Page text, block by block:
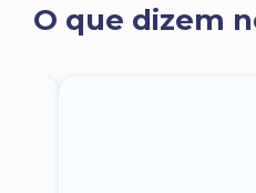
O que dizem